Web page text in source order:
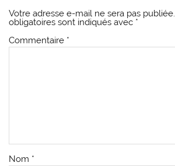
Votre adresse e-mail ne sera pas publiée.
obligatoires sont indiqués avec *
Commentaire *
Nom *